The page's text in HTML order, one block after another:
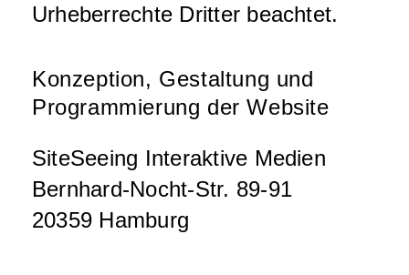
Urheberrechte Dritter beachtet.
Konzeption, Gestaltung und
Programmierung der Website
SiteSeeing Interaktive Medien
Bernhard-Nocht-Str. 89-91
20359 Hamburg